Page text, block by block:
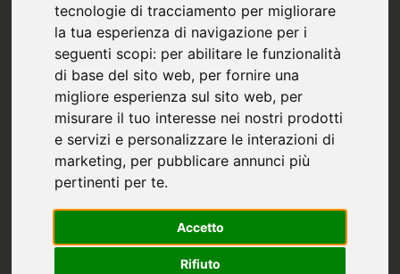
tecnologie di tracciamento per migliorare
la tua esperienza di navigazione per i
seguenti scopi: per abilitare le funzionalità
di base del sito web, per fornire una
migliore esperienza sul sito web, per
misurare il tuo interesse nei nostri prodotti
e servizi e personalizzare le interazioni di
marketing, per pubblicare annunci più
pertinenti per te.
Accetto
Rifiuto